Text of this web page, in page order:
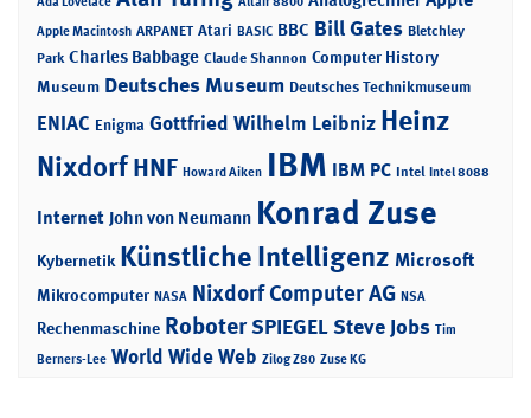
Apple Macintosh ARPANET Atari BASIC BBC Bill Gates Bletchley
Park Charles Babbage Claude Shannon Computer History
Museum Deutsches Museum Deutsches Technikmuseum
ENIAC Enigma Gottfried Wilhelm Leibniz Heinz
NixdorfHNF Howard Aiken IBM IBM PC Intel Intel 8088
Internet John von Neumann Konrad Zuse
Kybernetik Künstliche Intelligenz Microsoft
Mikrocomputer NASA Nixdorf Computer AG NSA
Rechenmaschine RoboterSPIEGELSteve Jobs Tim
Berners-Lee World Wide Web Zilog Z80 Zuse KG